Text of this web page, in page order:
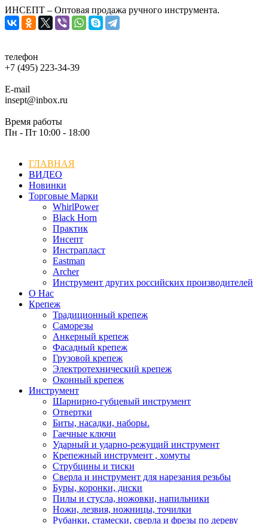
ИНСЕПТ – Оптовая продажа ручного инструмента.
телефон
+7 (495) 223-34-39
E-mail
insept@inbox.ru
Время работы
Пн - Пт 10:00 - 18:00
ГЛАВНАЯ
ВИДЕО
Новинки
Торговые Марки
WhirlPower
Black Horn
Практик
Инсепт
Инстрапласт
Eastman
Archer
Инструмент других российских производителей
О Нас
Крепеж
Традиционный крепеж
Саморезы
Анкерный крепеж
Фасадный крепеж
Грузовой крепеж
Электротехнический крепеж
Оконный крепеж
Инструмент
Шарнирно-губцевый инструмент
Отвертки
Биты, насадки, наборы.
Гаечные ключи
Ударный и ударно-режущий инструмент
Крепежный инструмент , хомуты
Струбцины и тиски
Сверла и инструмент для нарезания резьбы
Буры, коронки, диски
Пилы и стусла, ножовки, напильники
Ножи, лезвия, ножницы, точилки
Рубанки, стамески, сверла и фрезы по дереву